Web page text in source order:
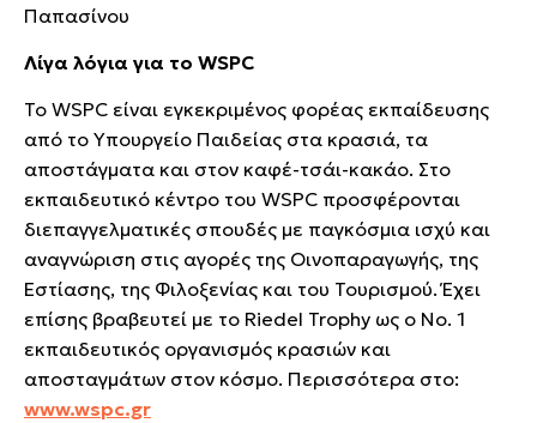
Παπασίνου
Λίγα λόγια για το WSPC
Το WSPC είναι εγκεκριμένος φορέας εκπαίδευσης
από το Υπουργείο Παιδείας στα κρασιά, τα
αποστάγματα και στον καφέ-τσάι-κακάο. Στο
εκπαιδευτικό κέντρο του WSPC προσφέρονται
διεπαγγελματικές σπουδές με παγκόσμια ισχύ και
αναγνώριση στις αγορές της Οινοπαραγωγής, της
Εστίασης, της Φιλοξενίας και του Τουρισμού. Έχει
επίσης βραβευτεί με το Riedel Trophy ως ο Νο. 1
εκπαιδευτικός οργανισμός κρασιών και
αποσταγμάτων στον κόσμο. Περισσότερα στο:
www.wspc.gr